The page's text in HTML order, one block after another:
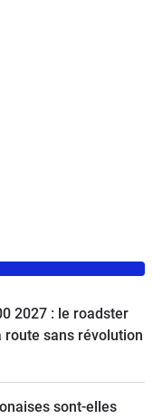
2027 : le roadster
route sans révolution
sont-elles